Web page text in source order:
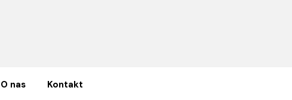
O nas Kontakt